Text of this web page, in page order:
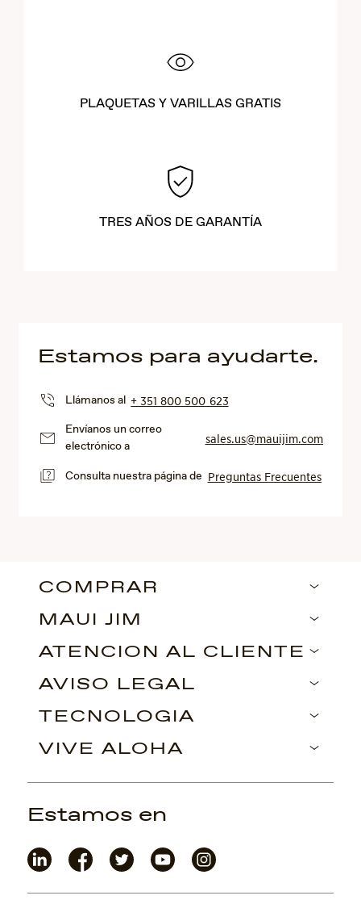
PLAQUETAS Y VARILLAS GRATIS
TRES AÑOS DE GARANTÍA
Estamos para ayudarte.
Llámanos al+ 351 800 500 623
Envíanos un correo
electrónico a
sales.us@mauijim.com
Consulta nuestra página de Preguntas Frecuentes
COMPRAR
MAUI JIM
ATENCIÓN AL CLIENTE
AVISO LEGAL
TECNOLOGÍA
VIVE ALOHA
Estamos en